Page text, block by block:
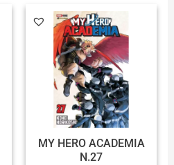
MY HERO ACADEMIA
N.27